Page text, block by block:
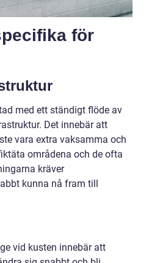
för
med ett ständigt flöde av
Det innebär att
vara extra vaksamma och
områdena och de ofta
kräver
kunna nå fram till
vid kusten innebär att